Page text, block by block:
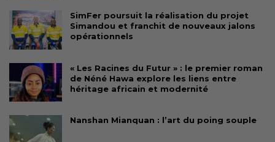
SimFer poursuit la réalisation du projet
Simandou et franchit de nouveaux jalons
opérationnels
« Les Racines du Futur » : le premier roman
de Néné Hawa explore les liens entre
héritage africain et modernité
Nanshan Mianquan : l’art du poing souple